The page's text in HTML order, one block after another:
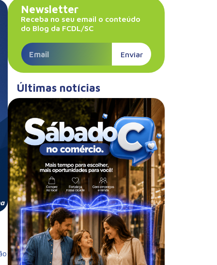
Newsletter
Receba no seu email o conteúdo
do Blog da FCDL/SC
Enviar
Últimas notícias